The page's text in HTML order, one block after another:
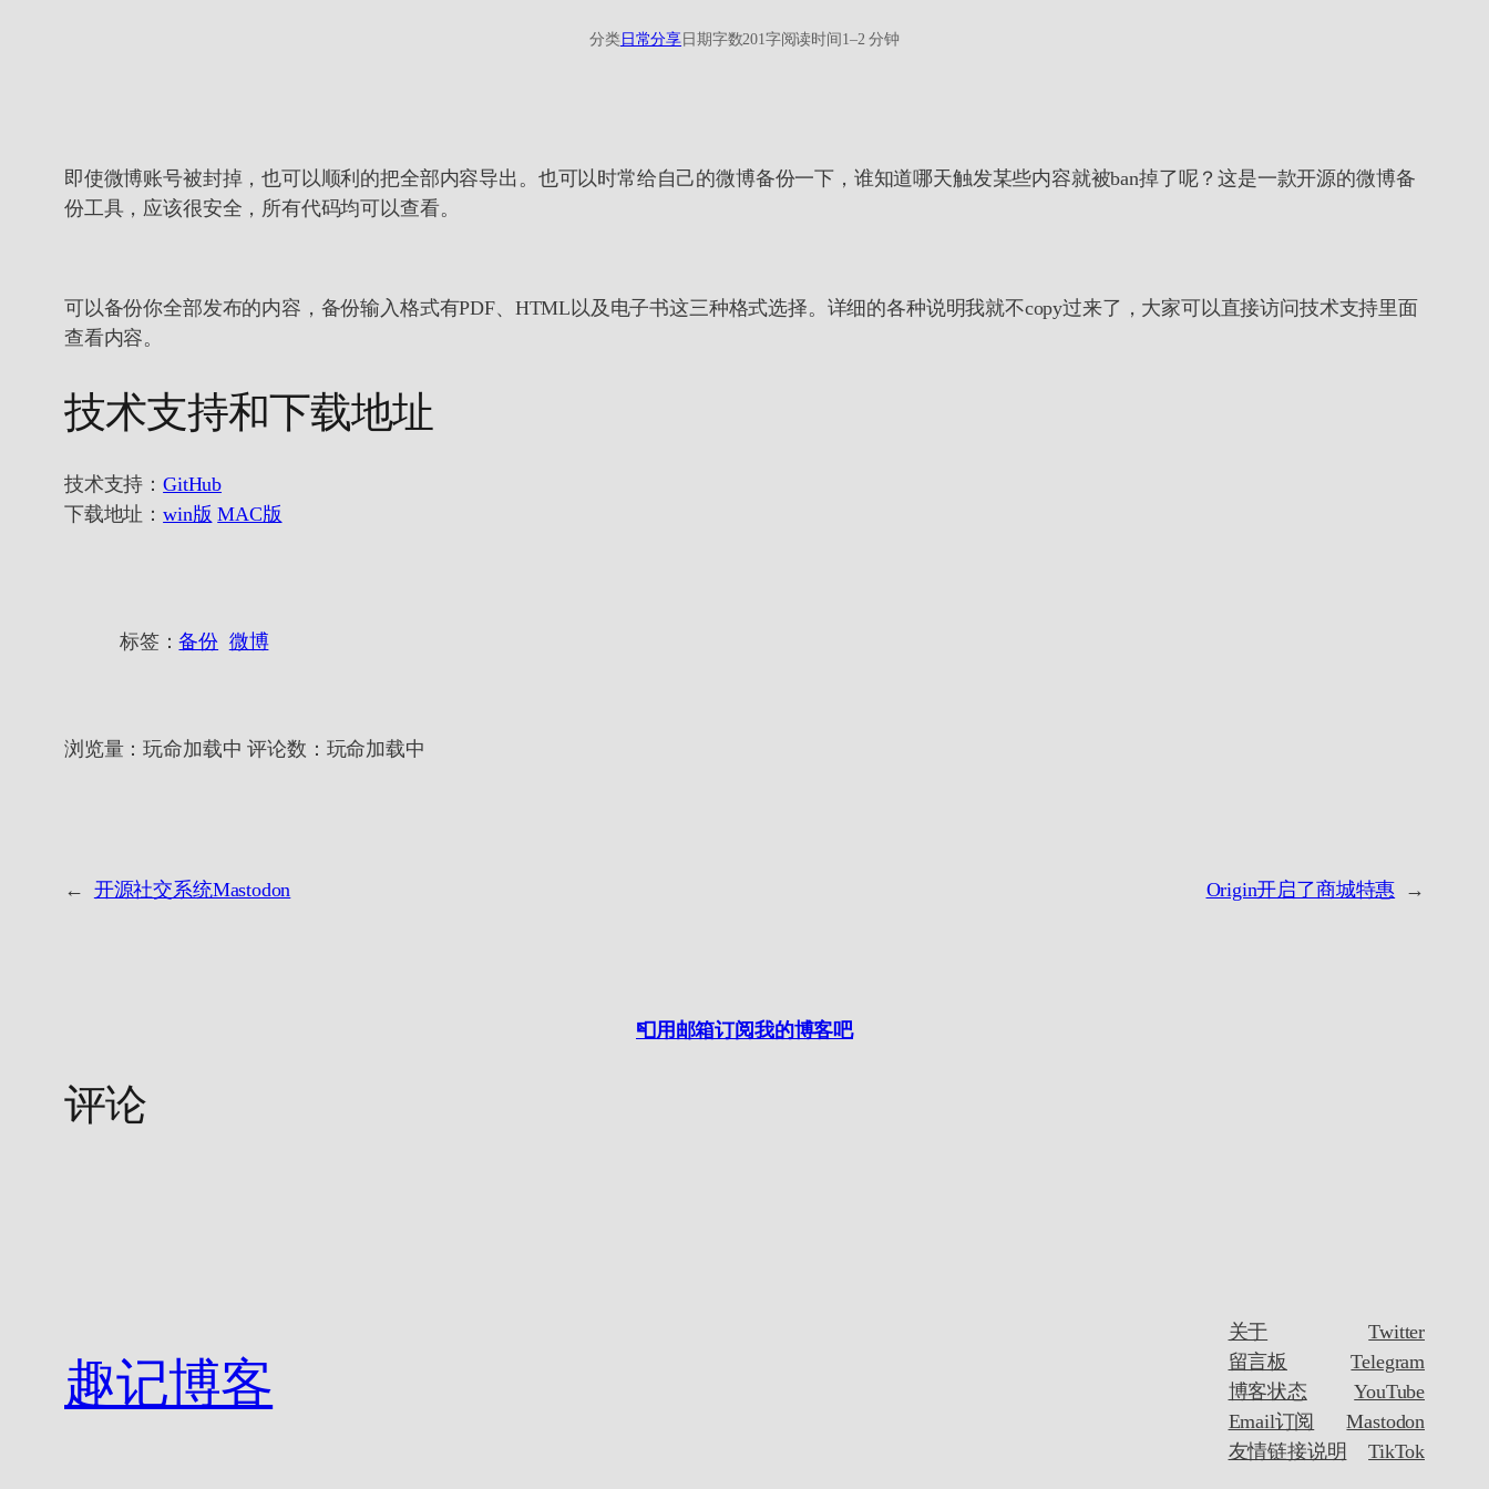
分类日常分享 日期字数201字阅读时间 1–2 分钟
即使微博账号被封掉，也可以顺利的把全部内容导出。也可以时常给自己的微博备份一下，谁知道哪天触发某些内容就被ban掉了呢？这是一款开源的微博备
份工具，应该很安全，所有代码均可以查看。
可以备份你全部发布的内容，备份输入格式有PDF、HTML以及电子书这三种格式选择。详细的各种说明我就不copy过来了，大家可以直接访问技术支持里面
查看内容。
技术支持和下载地址
技术支持：GitHub
下载地址：win版 MAC版
标签：备份 微博
浏览量：玩命加载中 评论数： 玩命加载中
← 开源社交系统Mastodon Origin开启了商城特惠 →
📮用邮箱订阅我的博客吧
评论
趣记博客
关于
留言板
博客状态
Email订阅
友情链接说明
Twitter
Telegram
YouTube
Mastodon
TikTok